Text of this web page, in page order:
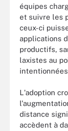
équipes
et suivre les
ceux-ci
applications
productifs,
laxistes au
L'adoption
distance
accèdent à